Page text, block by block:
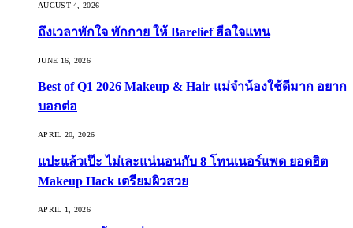
AUGUST 4, 2026
ถึงเวลาพักใจ พักกาย ให้ Barelief ฮีลใจแทน
JUNE 16, 2026
Best of Q1 2026 Makeup & Hair แม่จ๋าน้องใช้ดีมาก อยาก
บอกต่อ
APRIL 20, 2026
แปะแล้วเป๊ะ ไม่เละแน่นอนกับ 8 โทนเนอร์แพด ยอดฮิต
Makeup Hack เตรียมผิวสวย
APRIL 1, 2026